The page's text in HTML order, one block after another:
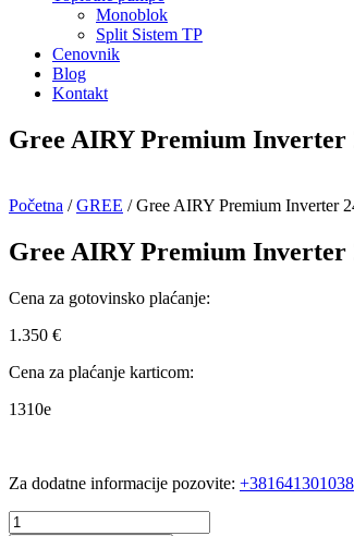
Monoblok
Split Sistem TP
Cenovnik
Blog
Kontakt
Gree AIRY Premium Inverter
Početna /GREE / Gree AIRY Premium Inverter
Gree AIRY Premium Inverter
Cena za gotovinsko plaćanje:
1.350 €
Cena za plaćanje karticom:
1310e
Za dodatne informacije pozovite: +381641301038
Gree